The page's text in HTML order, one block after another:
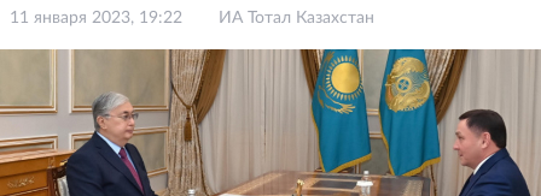
11 января 2023, 19:22 ИА Тотал Казахстан